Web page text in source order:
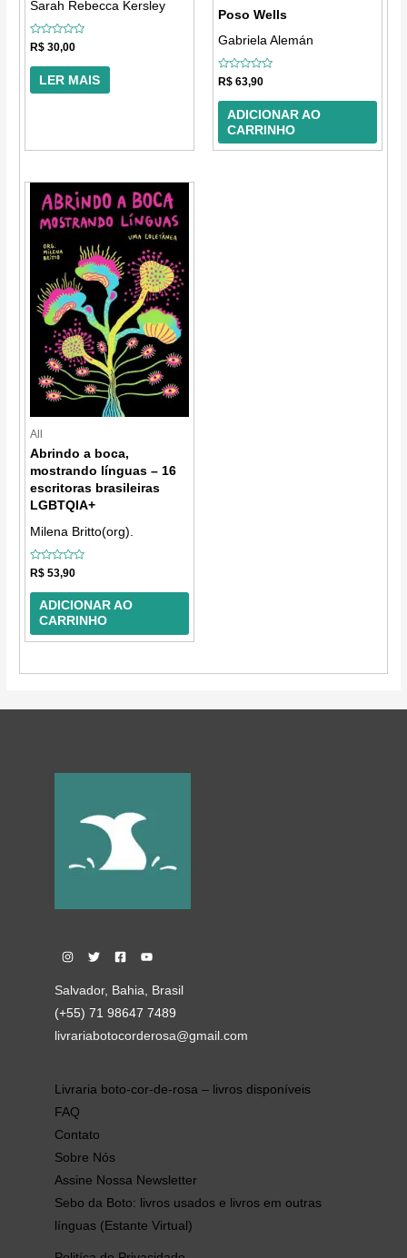
Sarah Rebecca Kersley
Avaliação
0
de
R$ 30,00
LER MAIS
Poso Wells
Gabriela Alemán
Avaliação
0
de
R$ 63,90
ADICIONAR AO
CARRINHO
All
Abrindo a boca,
mostrando línguas – 16
escritoras brasileiras
LGBTQIA+
Milena Britto(org).
Avaliação
0
de
R$ 53,90
ADICIONAR AO
CARRINHO
Salvador, Bahia, Brasil
(+55) 71 98647 7489
livrariabotocorderosa@gmail.com
Livraria boto-cor-de-rosa – livros disponíveis
FAQ
Contato
Sobre Nós
Assine Nossa Newsletter
Sebo da Boto: livros usados e livros em outras
línguas (Estante Virtual)